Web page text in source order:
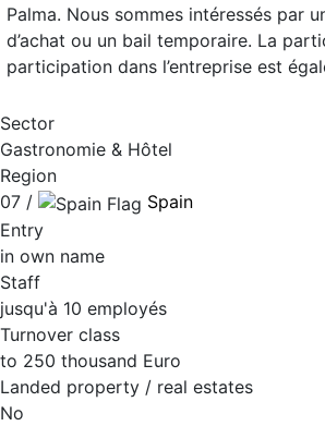
Palma. Nous sommes intéressés par
d’achat ou un bail temporaire. La
participation dans l’entreprise est
Sector
Gastronomie & Hôtel
Region
07 /
Spain
Entry
in own name
Staff
jusqu'à 10 employés
Turnover class
to 250 thousand Euro
Landed property / real estates
No